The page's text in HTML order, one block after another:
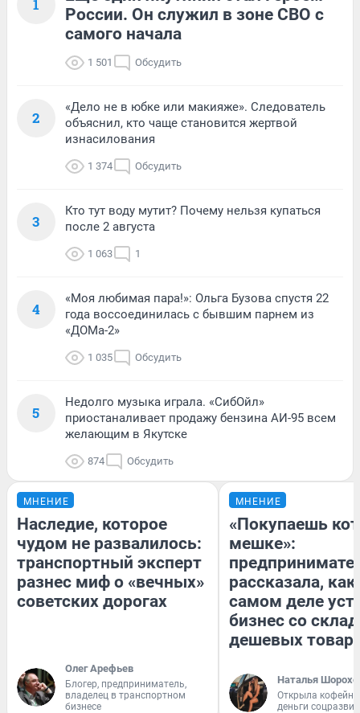
1
России. Он служил в зоне СВО с
самого начала
1 501 Обсудить
2
«Дело не в юбке или макияже». Следователь
объяснил, кто чаще становится жертвой
изнасилования
1 374 Обсудить
3
Кто тут воду мутит? Почему нельзя купаться
после 2 августа
1 063 1
4
«Моя любимая пара!»: Ольга Бузова спустя 22
года воссоединилась с бывшим парнем из
«ДОМа-2»
1 035 Обсудить
5
Недолго музыка играла. «СибОйл»
приостаналивает продажу бензина АИ-95 всем
желающим в Якутске
874 Обсудить
МНЕНИЕ
Наследие, которое
чудом не развалилось:
транспортный эксперт
разнес миф о «вечных»
советских дорогах
Олег Арефьев
Блогер, предприниматель,
владелец в транспортном
бизнесе
МНЕНИЕ
«Покупаешь
мешке»:
рассказала, как
самом деле
бизнес со
дешевых
Наталья
Открыла
деньги